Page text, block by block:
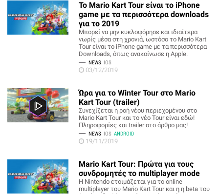
Το Mario Kart Tour είναι το iPhone
game με τα περισσότερα downloads
για το 2019
Μπορεί να μην κυκλοφόρησε και ιδιαίτερα
νωρίς μέσα στη χρονιά, ωστόσο το Mario Kart
Tour είναι το iPhone game με τα περισσότερα
Downloads, όπως ανακοίνωσε η Apple.
NEWS IOS
03/12/2019
Ώρα για το Winter Tour στο Mario
Kart Tour (trailer)
Συνεχίζεται η ροή νέου περιεχομένου στο
Mario Kart Tour και το νέο Tour είναι εδώ!
Πληροφορίες και trailer στο άρθρο μας!
NEWS IOS ANDROID
19/11/2019
Mario Kart Tour: Πρώτα για τους
συνδρομητές το multiplayer mode
Η Nintendo ετοιμάζεται για το online
multiplayer του Mario Kart Tour και η η beta του